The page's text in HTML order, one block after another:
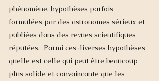
phénomène, hypothèses parfois
formulées par des astronomes sérieux et
publiées dans des revues scientifiques
réputées.  Parmi ces diverses hypothèses
quelle est celle qui peut être beaucoup
plus solide et convaincante que les